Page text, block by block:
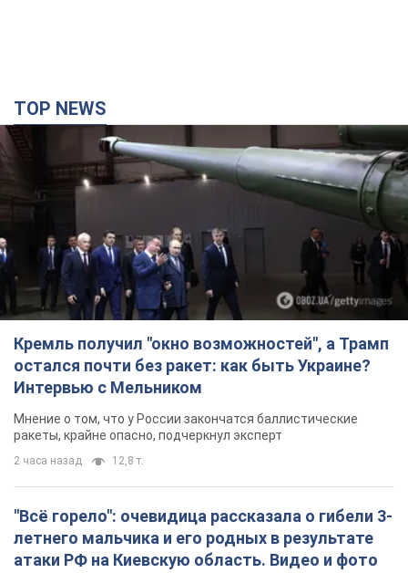
Кремль получил "окно возможностей", а Трамп
остался почти без ракет: как быть Украине?
Интервью с Мельником
Мнение о том, что у России закончатся баллистические
ракеты, крайне опасно, подчеркнул эксперт
2 часа назад 12,8 т.
"Всё горело": очевидица рассказала о гибели 3-
летнего мальчика и его родных в результате
атаки РФ на Киевскую область. Видео и фото
2 часа назад 2,4 т.
В Германии фиксировали дроны над базой, где
ремонтируют системы Patriot – Tagesschau
Служба охраны зафиксировала шесть пролетов БПЛА
2 часа назад 1,9 т.